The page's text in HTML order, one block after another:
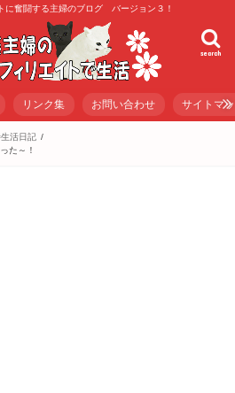
に奮闘する主婦のブログ バージョン３！
search
リンク集 お問い合わせ サイトマ
活日記
た～！